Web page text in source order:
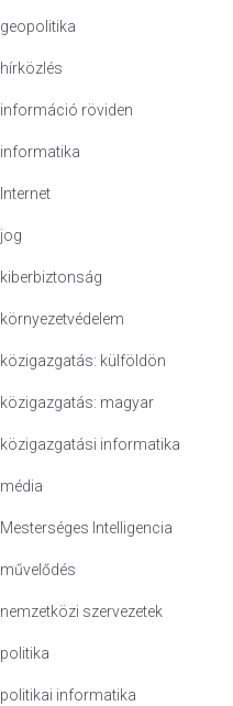
geopolitika
hírközlés
információ röviden
informatika
Internet
jog
kiberbiztonság
környezetvédelem
közigazgatás: külföldön
közigazgatás: magyar
közigazgatási informatika
média
Mesterséges Intelligencia
művelődés
nemzetközi szervezetek
politika
politikai informatika